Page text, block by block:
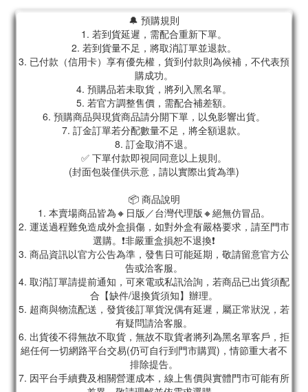
🔔 預購規則
1. 若到貨延遲，需配合重新下單。
2. 若到貨量不足，將取消訂單並退款。
3. 已付款（信用卡）享有優先權，貨到付款則為候補，不代表預
購成功。
4. 預購品若未取貨，將列入黑名單。
5. 若官方調整售價，需配合補差額。
6. 預購商品與現貨商品請分開下單，以免影響出貨。
7. 訂金訂單若分配數量不足，將全額退款。
8. 訂金取消不退。
✅ 下單付款即視同同意以上規則。
(封面包裝僅供示意，請以實際出貨為準)
📦 商品說明
1. 本賣場商品皆為🔸日版／台灣代理版🔸絕無仿冒品。
2. 運送過程難免造成外盒損傷，如對外盒有嚴格要求，請至門市
選購。❗非嚴重盒損恕不退換❗
3. 商品資訊以官方公告為準，發售日可能延期，敬請留意官方公
告或洽客服。
4. 取消訂單請提前通知，可來電或私訊洽詢，若商品已出貨須配
合【缺件/退換貨須知】辦理。
5. 超商與物流配送，發貨後訂單貨況偶有延遲，屬正常狀況，若
有疑問請洽客服。
6. 出貨後不得無故不取貨，無故不取貨者將列為黑名單客戶，拒
絕任何一切網路平台交易(仍可自行到門市購買)，情節重大者不
排除提告。
7. 因平台手續費及相關營運成本，線上售價與實體門市可能有所